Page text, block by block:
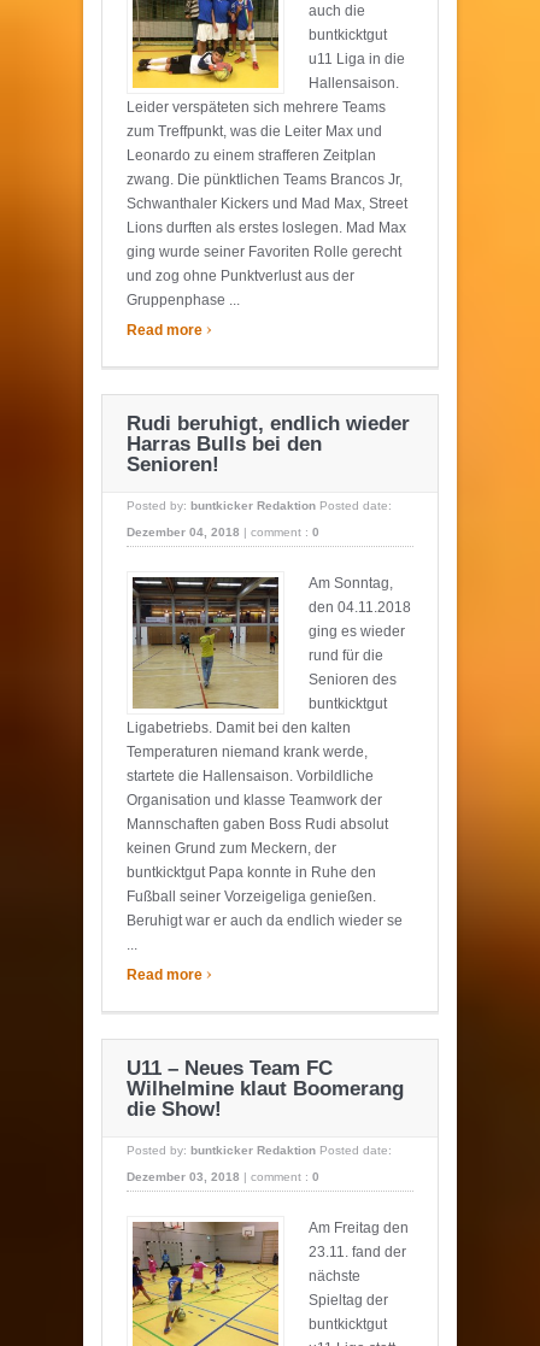
auch die
buntkicktgut
u11 Liga in die
Hallensaison.
Leider verspäteten sich mehrere Teams
zum Treffpunkt, was die Leiter Max und
Leonardo zu einem strafferen Zeitplan
zwang. Die pünktlichen Teams Brancos Jr,
Schwanthaler Kickers und Mad Max, Street
Lions durften als erstes loslegen. Mad Max
ging wurde seiner Favoriten Rolle gerecht
und zog ohne Punktverlust aus der
Gruppenphase ...
Read more ›
Rudi beruhigt, endlich wieder
Harras Bulls bei den
Senioren!
Posted by: buntkicker Redaktion Posted date:
Dezember 04, 2018 | comment : 0
Am Sonntag,
den 04.11.2018
ging es wieder
rund für die
Senioren des
buntkicktgut
Ligabetriebs. Damit bei den kalten
Temperaturen niemand krank werde,
startete die Hallensaison. Vorbildliche
Organisation und klasse Teamwork der
Mannschaften gaben Boss Rudi absolut
keinen Grund zum Meckern, der
buntkicktgut Papa konnte in Ruhe den
Fußball seiner Vorzeigeliga genießen.
Beruhigt war er auch da endlich wieder se
...
Read more ›
U11 – Neues Team FC
Wilhelmine klaut Boomerang
die Show!
Posted by: buntkicker Redaktion Posted date:
Dezember 03, 2018 | comment : 0
Am Freitag den
23.11. fand der
nächste
Spieltag der
buntkicktgut